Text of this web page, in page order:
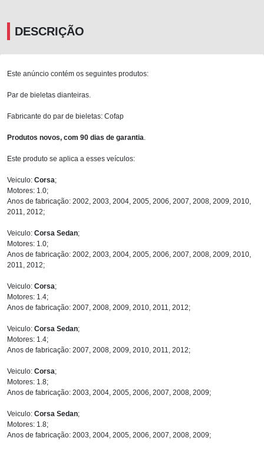
DESCRIÇÃO
Este anúncio contém os seguintes produtos:
Par de bieletas dianteiras.
Fabricante do par de bieletas: Cofap
Produtos novos, com 90 dias de garantia
Este produto se aplica a esses veículos:
Veiculo: Corsa;
Motores: 1.0;
Anos de fabricação: 2002, 2003, 2004, 2005, 2006, 2007, 2008, 2009, 2010,
2011, 2012;
Veiculo: Corsa Sedan;
Motores: 1.0;
Anos de fabricação: 2002, 2003, 2004, 2005, 2006, 2007, 2008, 2009, 2010,
2011, 2012;
Veiculo: Corsa;
Motores: 1.4;
Anos de fabricação: 2007, 2008, 2009, 2010, 2011, 2012;
Veiculo: Corsa Sedan;
Motores: 1.4;
Anos de fabricação: 2007, 2008, 2009, 2010, 2011, 2012;
Veiculo: Corsa;
Motores: 1.8;
Anos de fabricação: 2003, 2004, 2005, 2006, 2007, 2008, 2009;
Veiculo: Corsa Sedan;
Motores: 1.8;
Anos de fabricação: 2003, 2004, 2005, 2006, 2007, 2008, 2009;